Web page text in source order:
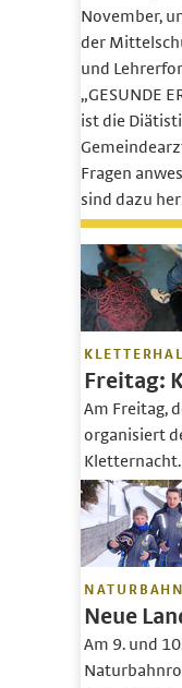
November,
der
und
„GESUNDE
ist die
Fragen
sind dazu
Freitag:
Am Freitag,
organisiert
Kletternacht.
Neue
Am 9. und